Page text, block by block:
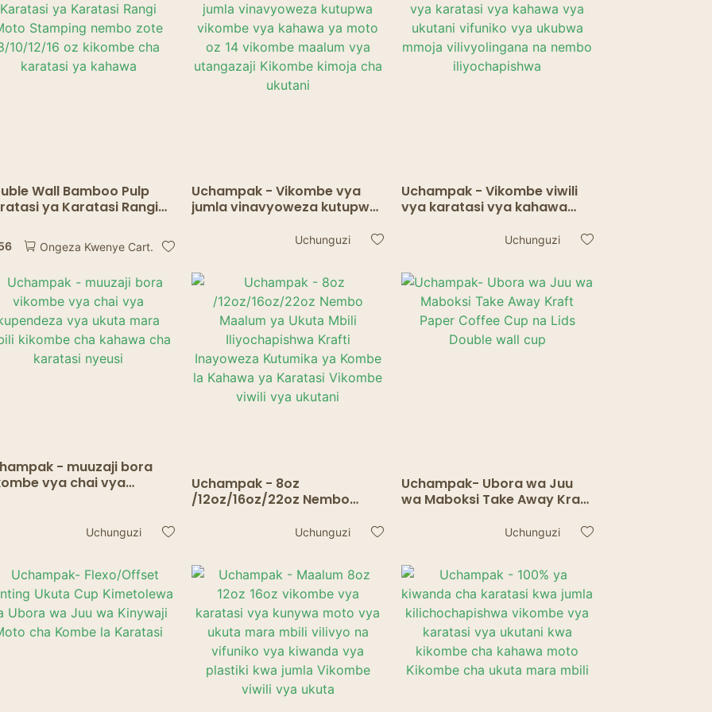
Wall Bamboo Pulp
ya Karatasi Rangi
12/16 oz kikombe cha
ya kahawa
Ongeza Kwenye Cart.
Uchampak - Vikombe vya
jumla vinavyoweza kutupwa
moto oz 14 vikombe maalum
kimoja cha ukutani
Uchunguzi
Uchampak - Vikombe viwili
vya karatasi vya kahawa
iliyochapishwa
Uchunguzi
- muuzaji bora
vya chai vya
karatasi nyeusiUchunguzi
Uchampak - 8oz
/12oz/16oz/22oz Nembo
Iliyochapishwa Krafti
Kombe la Kahawa ya
Karatasi Vikombe viwili vya
ukutani
Uchunguzi
Uchampak- Ubora wa Juu
wa Maboksi Take Away Kraft
Uchunguzi